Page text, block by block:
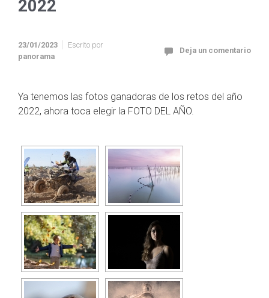
2022
23/01/2023
Escrito por
panorama
Deja un comentario
Ya tenemos las fotos ganadoras de los retos del año
2022, ahora toca elegir la FOTO DEL AÑO.